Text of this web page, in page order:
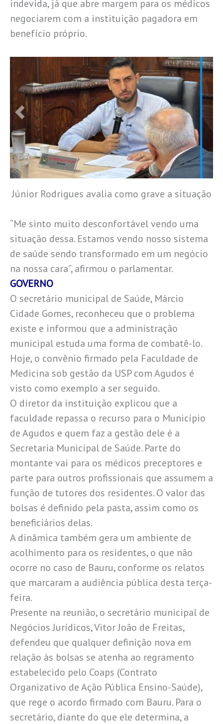
indevida, já que abre margem para os médicos
negociarem com a instituição pagadora em
benefício próprio.
Júnior Rodrigues avalia como grave a situação
“Me sinto muito desconfortável vendo uma
situação dessa. Estamos vendo nosso sistema
de saúde sendo transformado em um negócio
na nossa cara”, afirmou o parlamentar.
GOVERNO
O secretário municipal de Saúde, Márcio
Cidade Gomes, reconheceu que o problema
existe e informou que a administração
municipal estuda uma forma de combatê-lo.
Hoje, o convênio firmado pela Faculdade de
Medicina sob gestão da USP com Agudos é
visto como exemplo a ser seguido.
O diretor da instituição explicou que a
faculdade repassa o recurso para o Município
de Agudos e quem faz a gestão dele é a
Secretaria Municipal de Saúde. Parte do
montante vai para os médicos preceptores e
parte para outros profissionais que assumem a
função de tutores dos residentes. O valor das
bolsas é definido pela pasta, assim como os
beneficiários delas.
A dinâmica também gera um ambiente de
acolhimento para os residentes, o que não
ocorre no caso de Bauru, conforme os relatos
que marcaram a audiência pública desta terça-
feira.
Presente na reunião, o secretário municipal de
Negócios Jurídicos, Vitor João de Freitas,
defendeu que qualquer definição nova em
relação às bolsas se atenha ao regramento
estabelecido pelo Coaps (Contrato
Organizativo de Ação Pública Ensino-Saúde),
que rege o acordo firmado com Bauru. Para o
secretário, diante do que ele determina, a